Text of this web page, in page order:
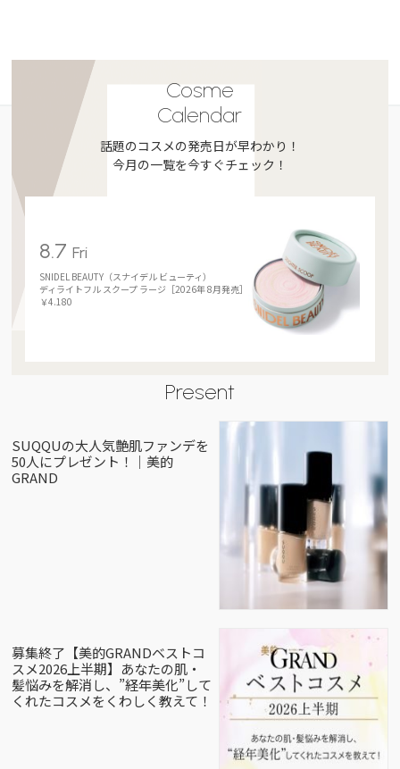
Cosme
Calendar
話題のコスメの発売日が早わかり！
今月の一覧を今すぐチェック！
8.7Fri
SNIDEL BEAUTY（スナイデル ビューティ）
ディライトフル スクープ ラージ［2026年 8月発売］
￥4.180
Present
SUQQUの大人気艶肌ファンデを
50人にプレゼント！｜美的
GRAND
募集終了【美的GRANDベストコ
スメ2026上半期】あなたの肌・
髪悩みを解消し、”経年美化”して
くれたコスメをくわしく教えて！